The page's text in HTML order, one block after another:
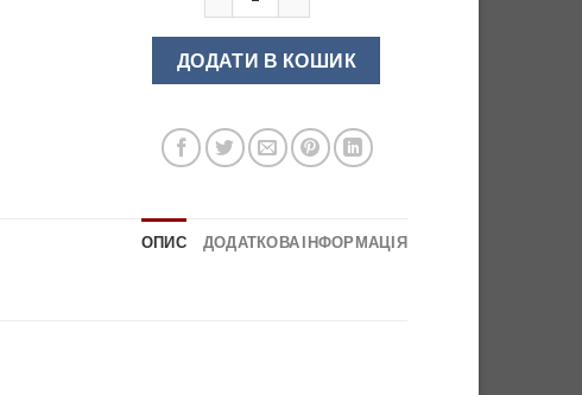
ДОДАТИ В КОШИК
ОПИС ДОДАТКОВА ІНФОРМАЦІЯ